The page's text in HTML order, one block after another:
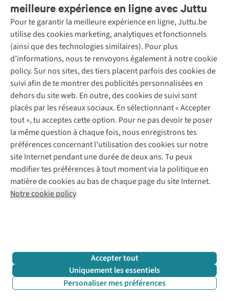
meilleure expérience en ligne avec Juttu
Pour te garantir la meilleure expérience en ligne, Juttu.be
utilise des cookies marketing, analytiques et fonctionnels
(ainsi que des technologies similaires). Pour plus
d’informations, nous te renvoyons également à notre cookie
policy. Sur nos sites, des tiers placent parfois des cookies de
suivi afin de te montrer des publicités personnalisées en
dehors du site web. En outre, des cookies de suivi sont
placés par les réseaux sociaux. En sélectionnant « Accepter
tout », tu acceptes cette option. Pour ne pas devoir te poser
la même question à chaque fois, nous enregistrons tes
préférences concernant l’utilisation des cookies sur notre
site Internet pendant une durée de deux ans. Tu peux
modifier tes préférences à tout moment via la politique en
matière de cookies au bas de chaque page du site Internet.
Notre cookie policy
Accepter tout
Uniquement les essentiels
Personaliser mes préférences
Service client
Questions fréquentes
Commander
Payer
10 % réduction étudiants
Klarna : post-paiement
Livraison
Retourner
Rétractation d'une commande
Garantie
Contact
Nos services
Vintage - ReJUsed
Atelier de couture
Personal shopping
Boîte à vêtements
Événements / ateliers
Juttu
Qui sommes-nous ?
Juttu Friends
Inspiration
Travailler chez Juttu
Nos magasins
Le monde de Juttu
Entrepreneuriat responsable
Déclaration d’accessibilité
Abonne-toi à la newsletter
Suivez-nous
+32 (0)3 828 30 15 team@juttu.be
BTW BE 0416.762.280